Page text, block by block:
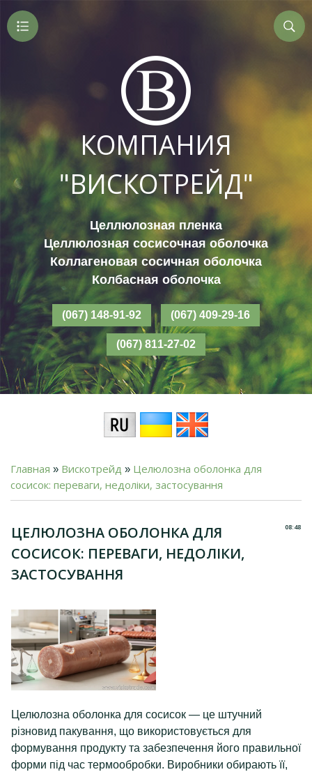
КОМПАНИЯ
"ВИСКОТРЕЙД"
Целлюлозная пленка
Целлюлозная сосисочная оболочка
Коллагеновая сосичная оболочка
Колбасная оболочка
Главная » Вискотрейд » Целюлозна оболонка для
сосисок: переваги, недоліки, застосування
08:48
ЦЕЛЮЛОЗНА ОБОЛОНКА ДЛЯ
СОСИСОК: ПЕРЕВАГИ, НЕДОЛІКИ,
ЗАСТОСУВАННЯ
Целюлозна оболонка для сосисок — це штучний
різновид пакування, що використовується для
формування продукту та забезпечення його правильної
форми під час термообробки. Виробники обирають її,